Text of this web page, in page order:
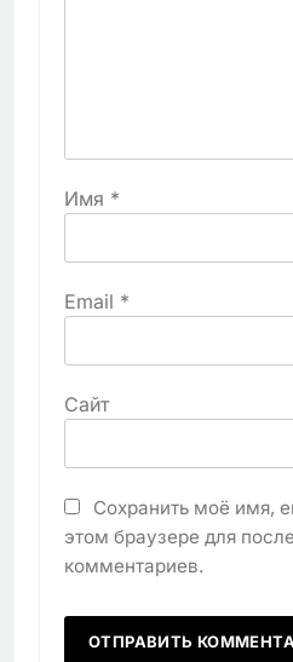
Имя *
Email *
Сайт
Сохранить моё имя,
этом браузере для
комментариев.